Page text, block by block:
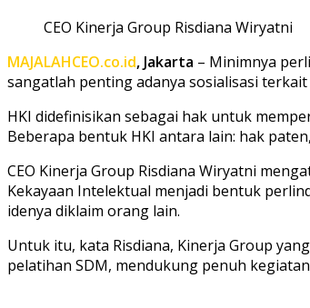
CEO Kinerja Group Risdiana Wiryatni
MAJALAHCEO.co.id, Jakarta – Minimnya
sangatlah penting adanya sosialisasi
HKI didefinisikan sebagai hak untuk
Beberapa bentuk HKI antara lain: hak
CEO Kinerja Group Risdiana Wiryatni
Kekayaan Intelektual menjadi bentuk
idenya diklaim orang lain.
Untuk itu, kata Risdiana, Kinerja Group
pelatihan SDM, mendukung penuh